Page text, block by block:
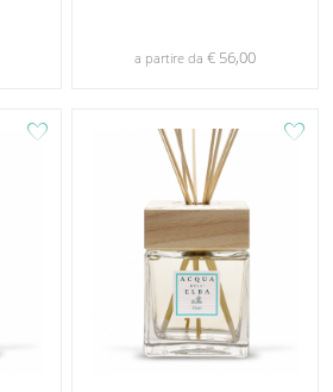
a partire da € 56,00
favorite favorite